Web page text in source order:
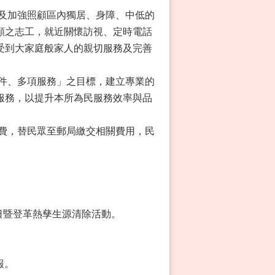
加強照顧區內獨居、身障、中低的
志工，就近關懷訪視、定時電話
大家庭般家人的親切服務及完善
、多項服務」之目標，建立專業的
，以提升本所為民服務效率與品
，替民眾至郵局繳交相關費用，民
登革熱孳生源清除活動。